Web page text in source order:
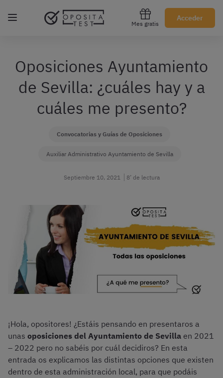
Mes gratis
Acceder
Regístrate gratis
Oposiciones Ayuntamiento
de Sevilla: ¿cuáles hay y a
cuáles me presento?
Convocatorias y Guías de Oposiciones
Auxiliar Administrativo Ayuntamiento de Sevilla
Septiembre 10, 2021 8’ de lectura
¡Hola, opositores! ¿Estáis pensando en presentaros a
unas oposiciones del Ayuntamiento de Sevilla en 2021
– 2022 pero no sabéis por cuál decidiros? En esta
entrada os explicamos las distintas opciones que existen
dentro de esta administración local, para que podáis